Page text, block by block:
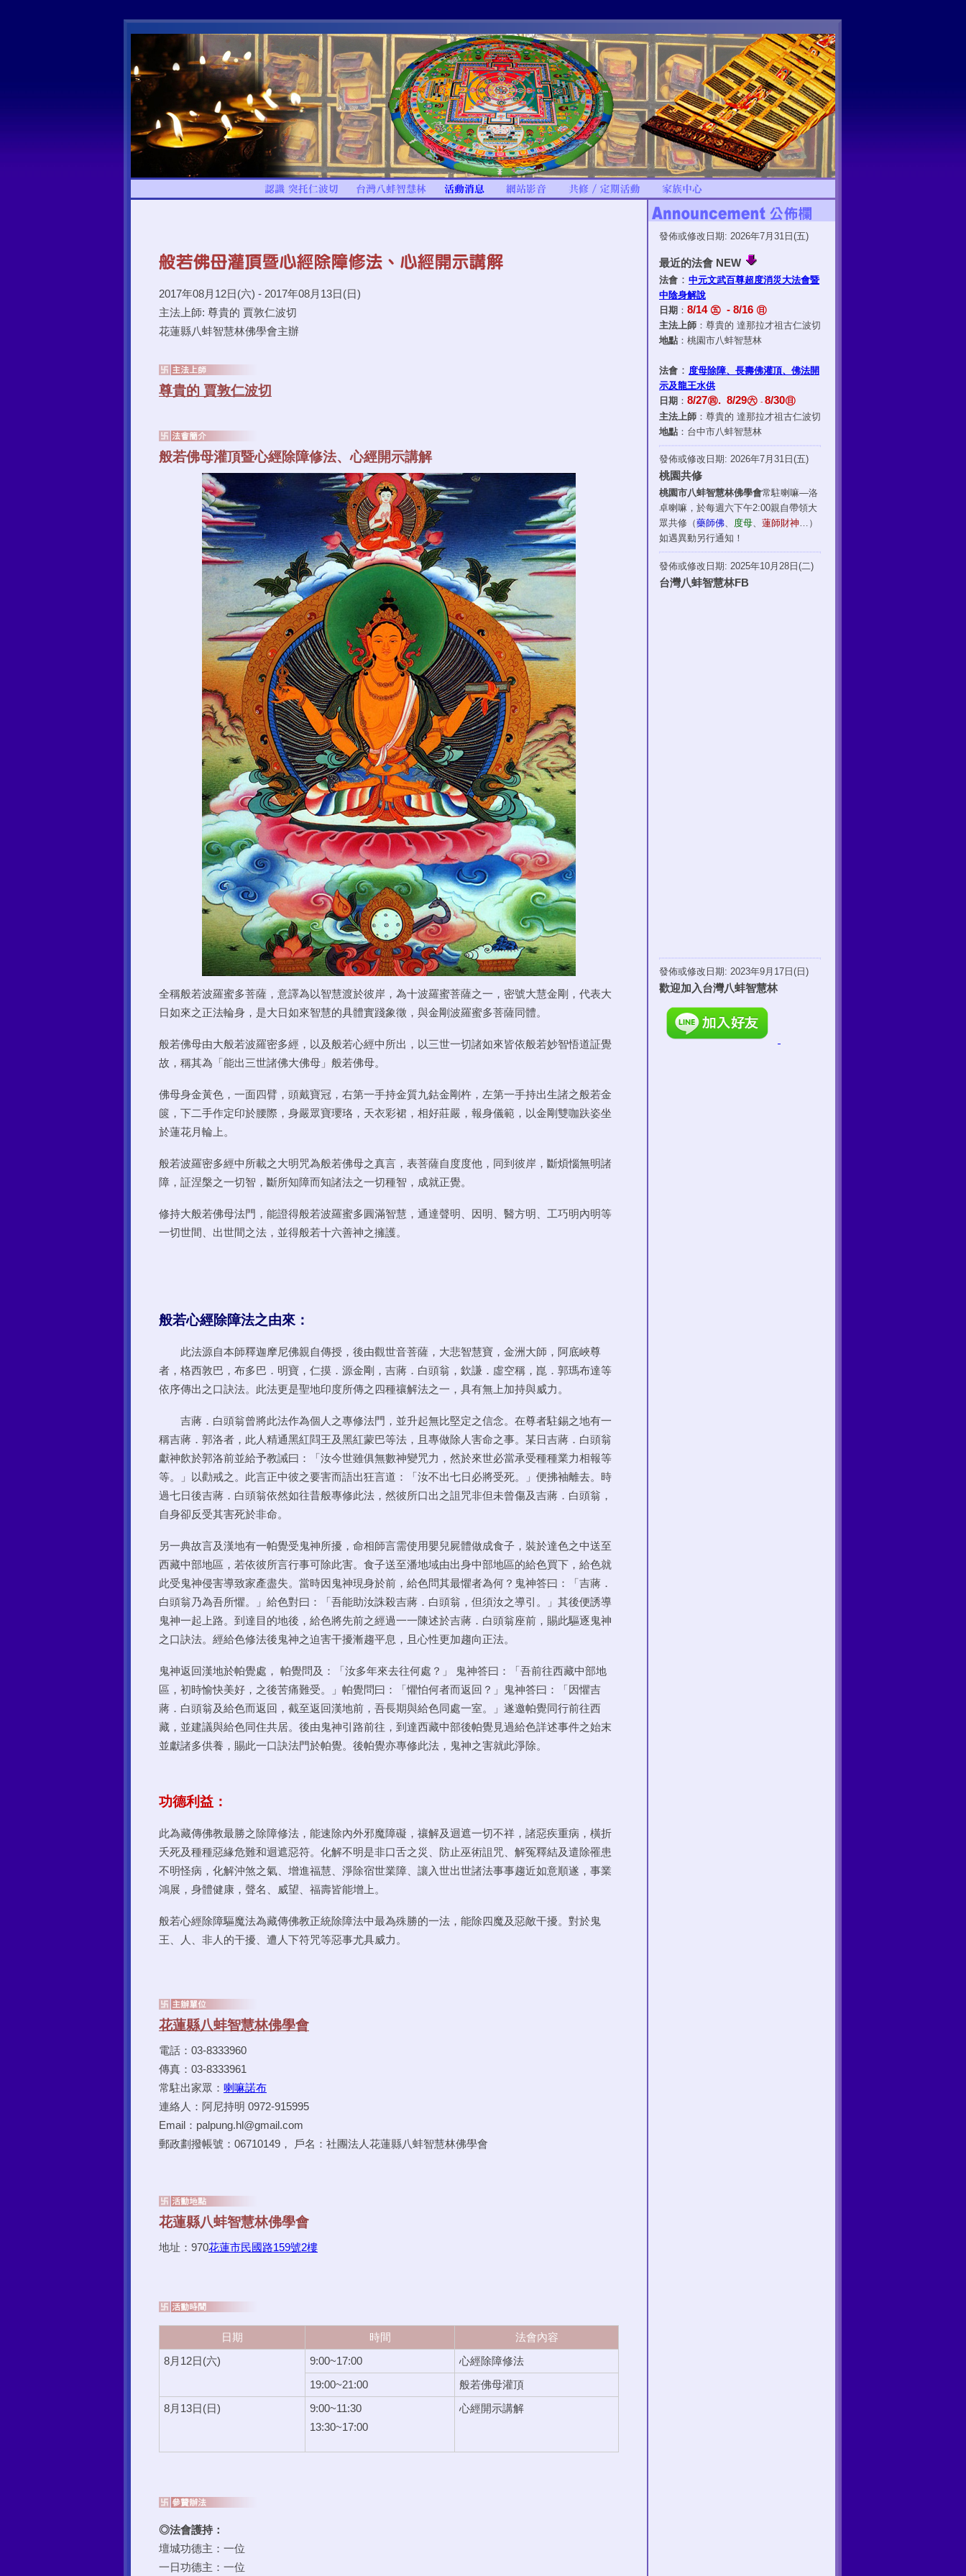
2017年08月12日(六) - 2017年08月13日(日)
主法上師: 尊貴的 賈敦仁波切
花蓮縣八蚌智慧林佛學會主辦
電話：03-8333960
傳真：03-8333961
常駐出家眾： 喇嘛諾布
連絡人：阿尼持明 0972-915995
Email：palpung.hl@gmail.com
郵政劃撥帳號：06710149， 戶名：社團法人花蓮縣八蚌智慧林佛學會
地址：970花蓮市民國路159號2樓
日期 時間 法會內容
8月12日(六) 9:00~17:00 心經除障修法
19:00~21:00 般若佛母灌頂
8月13日(日)
9:00~11:30
13:30~17:00
心經開示講解
◎法會護持：
壇城功德主：一位
一日功德主：一位